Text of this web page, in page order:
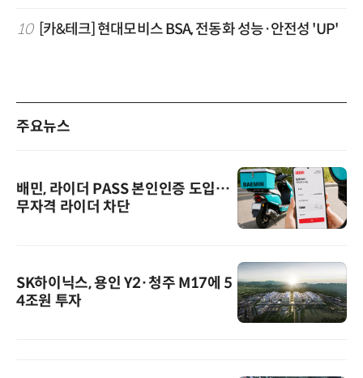
10 [카&테크] 현대모비스 BSA, 전동화 성능·안전성 'UP'
주요뉴스
배민, 라이더 PASS 본인인증 도입…
무자격 라이더 차단
SK하이닉스, 용인 Y2·청주 M17에 5
4조원 투자